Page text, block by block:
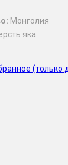
Монголия
яка
(только